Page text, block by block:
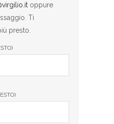
oppure
Ti
presto.